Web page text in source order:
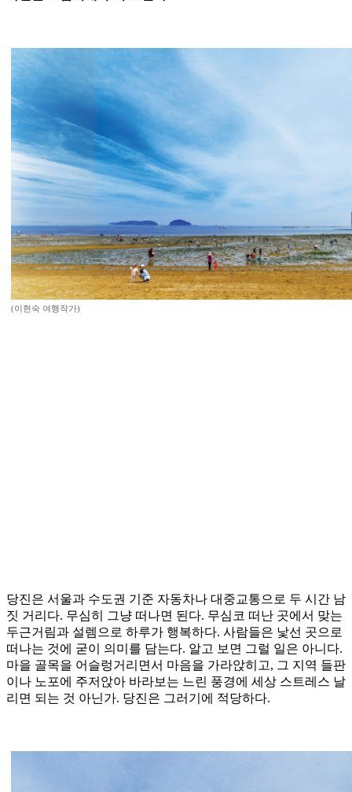
(이현숙 여행작가)
당진은 서울과 수도권 기준 자동차나 대중교통으로 두 시간 남
짓 거리다. 무심히 그냥 떠나면 된다. 무심코 떠난 곳에서 맞는
두근거림과 설렘으로 하루가 행복하다. 사람들은 낯선 곳으로
떠나는 것에 굳이 의미를 담는다. 알고 보면 그럴 일은 아니다.
마을 골목을 어슬렁거리면서 마음을 가라앉히고, 그 지역 들판
이나 노포에 주저앉아 바라보는 느린 풍경에 세상 스트레스 날
리면 되는 것 아닌가. 당진은 그러기에 적당하다.